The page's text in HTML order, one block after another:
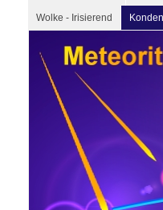
Wolke - Irisierend